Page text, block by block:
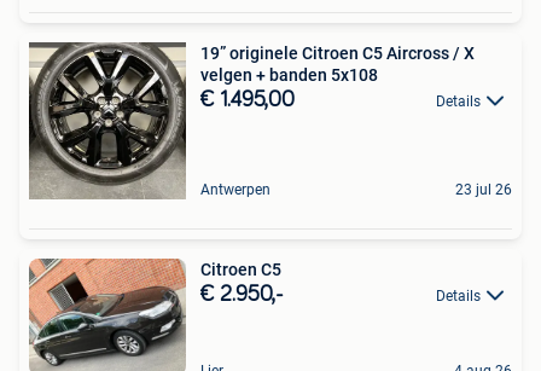
19” originele Citroen C5 Aircross / X
velgen + banden 5x108
€ 1.495,00 Details
Antwerpen 23 jul 26
Citroen C5
€ 2.950,- Details